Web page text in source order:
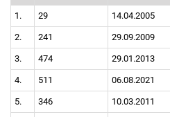
1. 29 14.04.2005
2. 241 29.09.2009
3. 474 29.01.2013
4. 511 06.08.2021
5. 346 10.03.2011